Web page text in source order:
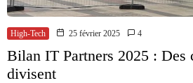
High-Tech 25 février 2025 4
Bilan IT Partners 2025 : Des
divisent